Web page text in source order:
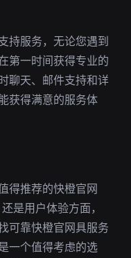
持服务，无论您遇到
第一时间获得专业的
聊天、邮件支持和详
获得满意的服务体
得推荐的快橙官网
是用户体验方面，
可靠快橙官网具服务
一个值得考虑的选